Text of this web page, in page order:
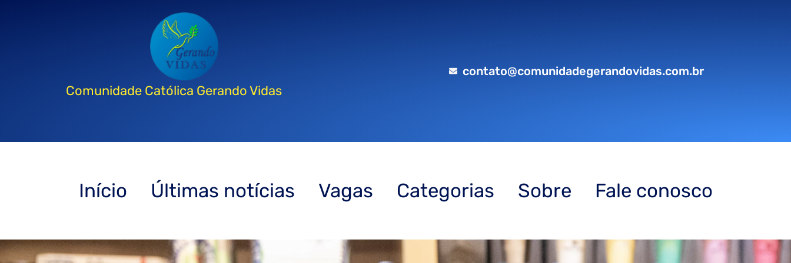
Comunidade Católica Gerando Vidas
contato@comunidadegerandovidas.com.br
Início Últimas notícias Vagas Categorias Sobre Fale conosco